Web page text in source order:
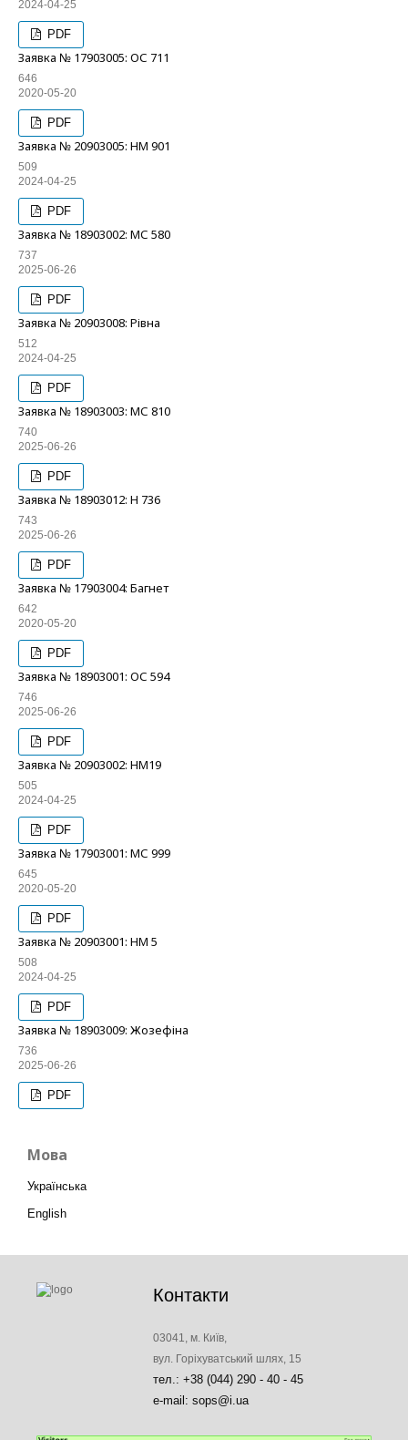
2024-04-25
PDF
Заявка № 17903005: ОС 711
646
2020-05-20
PDF
Заявка № 20903005: НМ 901
509
2024-04-25
PDF
Заявка № 18903002: МС 580
737
2025-06-26
PDF
Заявка № 20903008: Рівна
512
2024-04-25
PDF
Заявка № 18903003: МС 810
740
2025-06-26
PDF
Заявка № 18903012: Н 736
743
2025-06-26
PDF
Заявка № 17903004: Багнет
642
2020-05-20
PDF
Заявка № 18903001: ОС 594
746
2025-06-26
PDF
Заявка № 20903002: НМ19
505
2024-04-25
PDF
Заявка № 17903001: МС 999
645
2020-05-20
PDF
Заявка № 20903001: НМ 5
508
2024-04-25
PDF
Заявка № 18903009: Жозефіна
736
2025-06-26
PDF
Мова
Українська
English
Контакти
03041, м. Київ,
вул. Горіхуватський шлях, 15
тел.: +38 (044) 290 - 40 - 45
e-mail: sops@i.ua